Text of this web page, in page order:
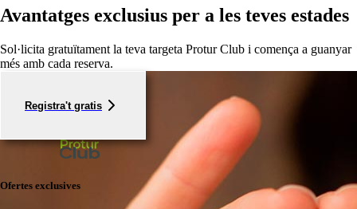
Avantatges exclusius per a les teves estades
Sol·licita gratuïtament la teva targeta Protur Club i comença a guanyar
més amb cada reserva.
Registra't gratis
Ofertes exclusives